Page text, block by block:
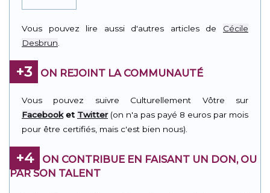
Vous pouvez lire aussi d'autres articles de Cécile
Desbrun
+3 ON REJOINT LA COMMUNAUTÉ
Vous pouvez suivre Culturellement Vôtre sur
Facebooket Twitter(on n'a pas payé 8 euros par mois
pour être certifiés, mais c'est bien nous).
+4
ON CONTRIBUE EN FAISANT UN DON, OU
PAR SON TALENT